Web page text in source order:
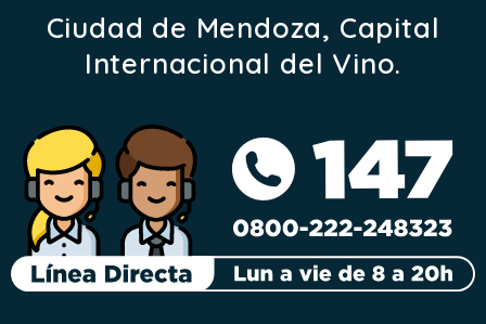
Ciudad de Mendoza, Capital
Internacional del Vino.